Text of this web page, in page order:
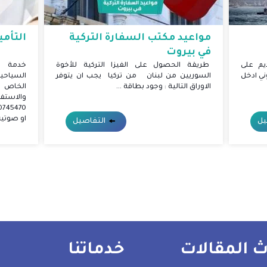
يتوفر
التأمين الصحي في تركيا
خدمة استخراج التأمين الصحي والإقامة
السياحية في تركيا .. لتحصل على التامين الصحي
الخاص بالاقامة في تركيا يرجى التواصل
التفاصيل
في
شركات
المقالات خدماتنا